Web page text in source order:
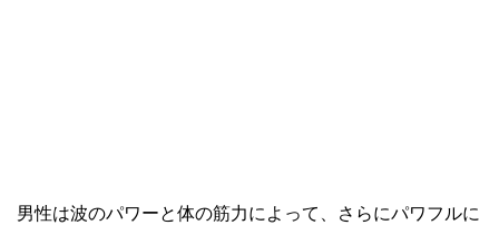
男性は波のパワーと体の筋力によって、さらにパワフルに